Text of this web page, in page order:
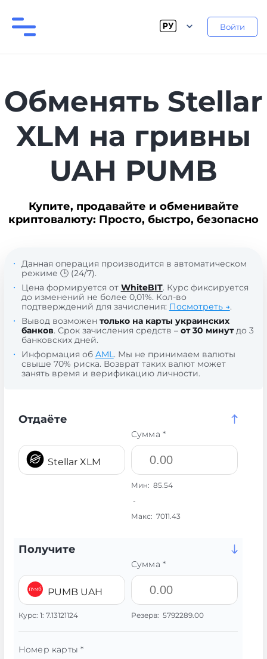
Войти
Обменять Stellar
XLM на гривны
UAH PUMB
Купите, продавайте и обменивайте
криптовалюту: Просто, быстро, безопасно
Данная операция производится в автоматическом
режиме 🕒 (24/7).
Цена формируется от WhiteBIT. Курс фиксируется
до изменений не более 0,01%. Кол-во
подтверждений для зачисления: Посмотреть →.
Вывод возможен только на карты украинских
банков. Срок зачисления средств – от 30 минутдо 3
банковских дней.
Информация об AML. Мы не принимаем валюты
свыше 70% риска. Возврат таких валют может
занять время и верификацию личности.
Отдаёте
Stellar XLM
Сумма *
Мин: 85.54
-
Макс: 7011.43
Получите
PUMB UAH
Курс: 1: 7.13121124
Сумма *
Резерв: 5792289.00
Номер карты *